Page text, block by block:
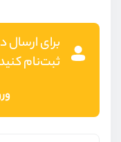
برای ارسال
ثبت‌نام